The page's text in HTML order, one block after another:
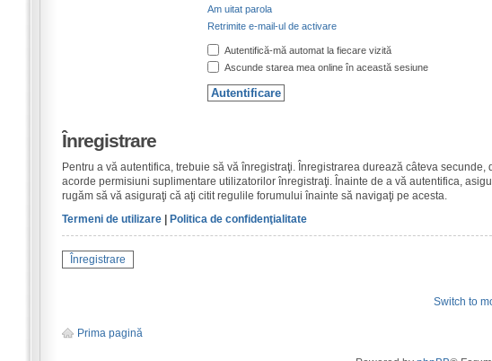
Am uitat parola
Retrimite e-mail-ul de activare
Autentifică-mă automat la fiecare vizită
Ascunde starea mea online în această sesiune
Înregistrare
Pentru a vă autentifica, trebuie să vă înregistraţi. Înregistrarea durează câteva
acorde permisiuni suplimentare utilizatorilor înregistraţi. Înainte de a vă autentifica,
rugăm să vă asiguraţi că aţi citit regulile forumului înainte să navigaţi pe acesta.
Termeni de utilizare| Politica de confidenţialitate
Înregistrare
Switch to
Prima pagină